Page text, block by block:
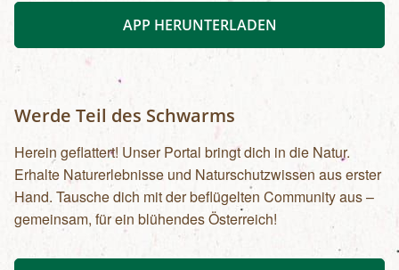
APP HERUNTERLADEN
Werde Teil des Schwarms
Herein geflattert! Unser Portal bringt dich in die Natur.
Erhalte Naturerlebnisse und Naturschutzwissen aus erster
Hand. Tausche dich mit der beflügelten Community aus –
gemeinsam, für ein blühendes Österreich!